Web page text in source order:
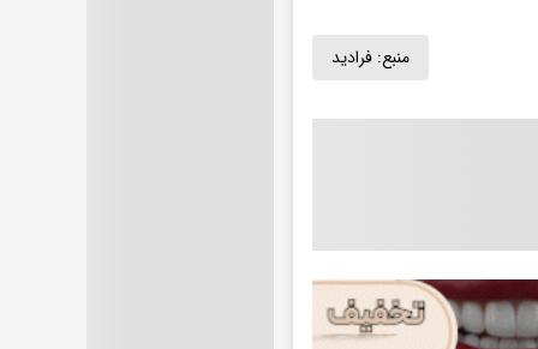
منبع: فرادید